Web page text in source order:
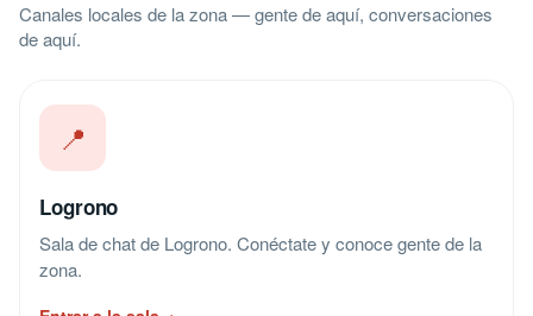
Canales locales de la zona — gente de aquí, conversaciones
de aquí.
📍
Logrono
Sala de chat de Logrono. Conéctate y conoce gente de la
zona.